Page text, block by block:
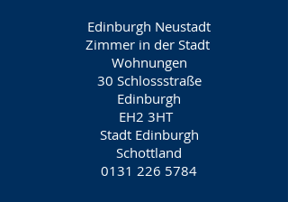
Edinburgh Neustadt
Zimmer in der Stadt
Wohnungen
30 Schlossstraße
Edinburgh
EH2 3HT
Stadt Edinburgh
Schottland
0131 226 5784